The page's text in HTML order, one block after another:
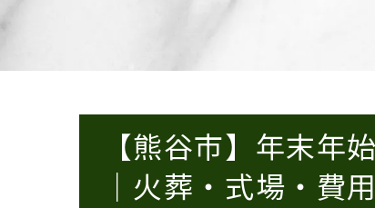
【熊谷市】年末年
｜火葬・式場・費